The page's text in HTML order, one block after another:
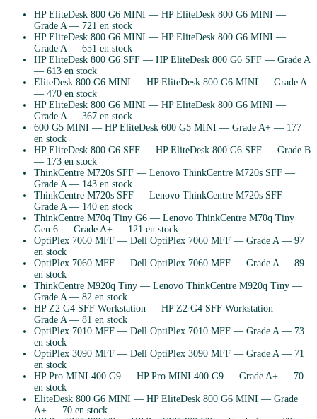
HP EliteDesk 800 G6 MINI — HP EliteDesk 800 G6 MINI —
Grade A— 721 en stock
HP EliteDesk 800 G6 MINI — HP EliteDesk 800 G6 MINI —
Grade A— 651 en stock
HP EliteDesk 800 G6 SFF — HP EliteDesk 800 G6 SFF — Grade A
— 613 en stock
EliteDesk 800 G6 MINI — HP EliteDesk 800 G6 MINI — Grade A
— 470 en stock
HP EliteDesk 800 G6 MINI — HP EliteDesk 800 G6 MINI —
Grade A— 367 en stock
600 G5 MINI — HP EliteDesk 600 G5 MINI — Grade A+ — 177
en stock
HP EliteDesk 800 G6 SFF — HP EliteDesk 800 G6 SFF — Grade B
— 173 en stock
ThinkCentre M720s SFF — Lenovo ThinkCentre M720s SFF —
Grade A— 143 en stock
ThinkCentre M720s SFF — Lenovo ThinkCentre M720s SFF —
Grade A— 140 en stock
ThinkCentre M70q Tiny G6 — Lenovo ThinkCentre M70q Tiny
Gen 6 — Grade A+ — 121 en stock
OptiPlex 7060 MFF — Dell OptiPlex 7060 MFF — Grade A— 97
en stock
OptiPlex 7060 MFF — Dell OptiPlex 7060 MFF — Grade A— 89
en stock
ThinkCentre M920q Tiny — Lenovo ThinkCentre M920q Tiny —
Grade A— 82 en stock
HP Z2 G4 SFF Workstation — HP Z2 G4 SFF Workstation —
Grade A— 81 en stock
OptiPlex 7010 MFF — Dell OptiPlex 7010 MFF — Grade A— 73
en stock
OptiPlex 3090 MFF — Dell OptiPlex 3090 MFF — Grade A— 71
en stock
HP Pro MINI 400 G9 — HP Pro MINI 400 G9 — Grade A+ — 70
en stock
EliteDesk 800 G6 MINI — HP EliteDesk 800 G6 MINI — Grade
A+ — 70 en stock